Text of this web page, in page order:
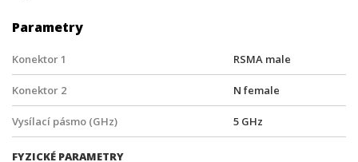
Parametry
Konektor 1 RSMA male
Konektor 2 N female
Vysílací pásmo (GHz) 5 GHz
FYZICKÉ PARAMETRY